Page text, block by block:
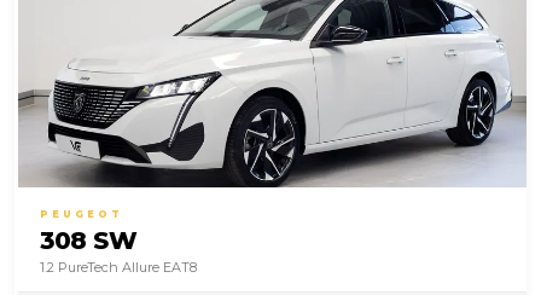
PEUGEOT
308 SW
1.2 PureTech Allure EAT8